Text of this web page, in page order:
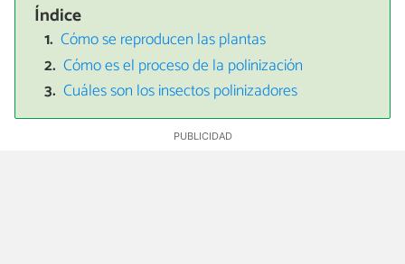
Índice
Cómo se reproducen las plantas
Cómo es el proceso de la polinización
Cuáles son los insectos polinizadores